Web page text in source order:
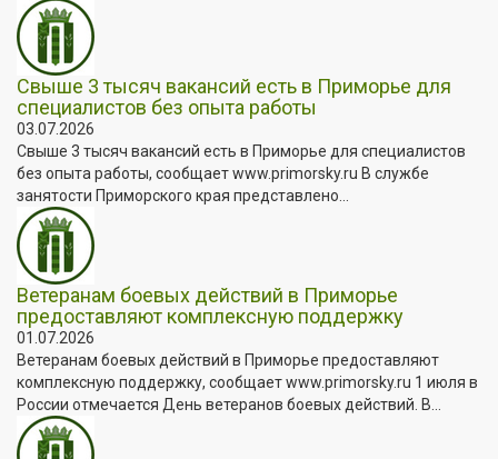
Свыше 3 тысяч вакансий есть в Приморье для
специалистов без опыта работы
03.07.2026
Свыше 3 тысяч вакансий есть в Приморье для специалистов
без опыта работы, сообщает www.primorsky.ru В службе
занятости Приморского края представлено...
Ветеранам боевых действий в Приморье
предоставляют комплексную поддержку
01.07.2026
Ветеранам боевых действий в Приморье предоставляют
комплексную поддержку, сообщает www.primorsky.ru 1 июля в
России отмечается День ветеранов боевых действий. В...